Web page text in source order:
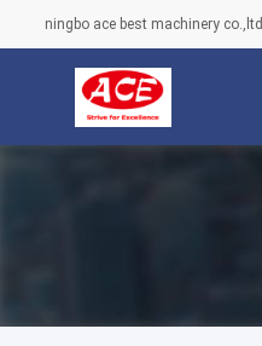
ningbo ace best machinery co.,ltd